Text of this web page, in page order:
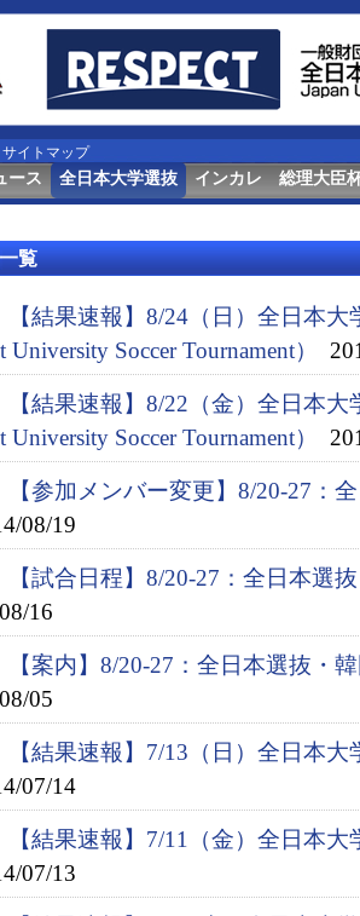
サイトマップ
ース 全日本大学選抜 インカレ 総理大臣
覧
【結果速報】8/24（日）全日本
University Soccer Tournament）
【結果速報】8/22（金）全日本
University Soccer Tournament）
【参加メンバー変更】8/20-27：
08/19
【試合日程】8/20-27：全日本選
16
【案内】8/20-27：全日本選抜・
05
【結果速報】7/13（日）全日本
07/14
【結果速報】7/11（金）全日本
07/13